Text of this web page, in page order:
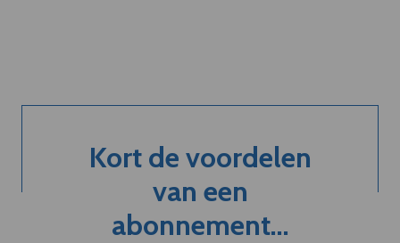
Kort de voordelen
van een
abonnement...